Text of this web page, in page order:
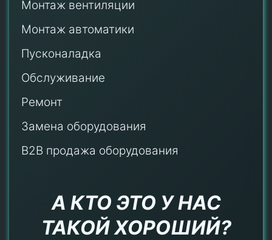
Монтаж вентиляции
Монтаж автоматики
Пусконаладка
Обслуживание
Ремонт
Замена оборудования
B2B продажа оборудования
А КТО ЭТО У НАС
ТАКОЙ ХОРОШИЙ?